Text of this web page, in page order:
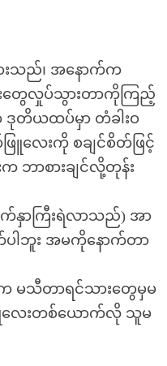
သည်၊ အနောက်က
တွေလှုပ်သွားတာကိုကြည့်
ဒုတိယထပ်မှာ တံခါးဝ
ြူလေးကို စချင်စိတ်ဖြင့်
ဘာစားချင်လို့တုန်း
က်နှာကြီးရဲလာသည်) အာ
ပါဘူး အမကိုနောက်တာ
သီတာရင်သားတွေမှမ
ျိူလေးတစ်ယောက်လို သူမ